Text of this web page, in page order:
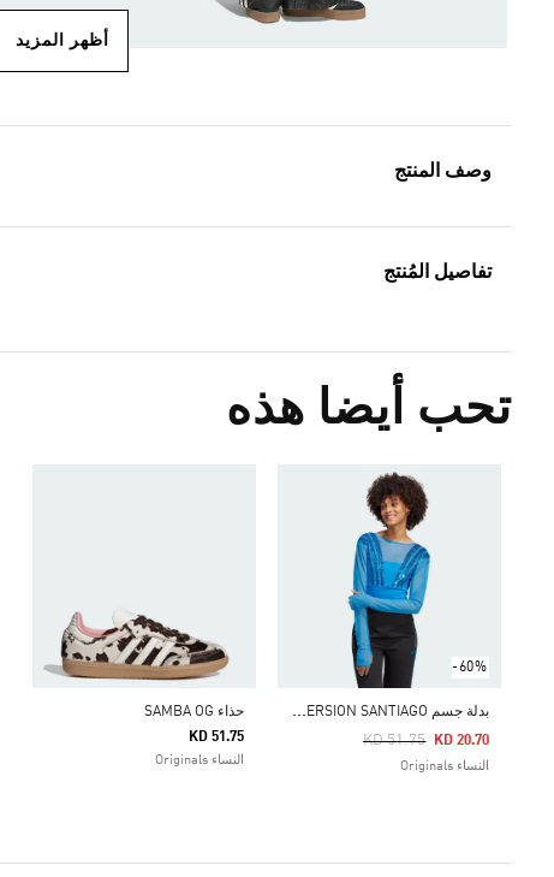
أظهر المزيد
وصف المنتج
تفاصيل المُنتج
تحب أيضا هذه
-60%
ب
دلة جسم BLUE VERSION SANTIAGO
Price Reduced From
KD 51.75
To KD 20.70
النساء Originals
حذاء SAMBA OG
KD 51.75
النساء Originals